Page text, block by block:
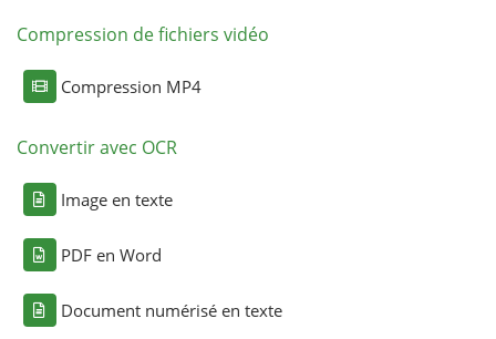
Compression de fichiers vidéo
Compression MP4
Convertir avec OCR
Image en texte
PDF en Word
Document numérisé en texte